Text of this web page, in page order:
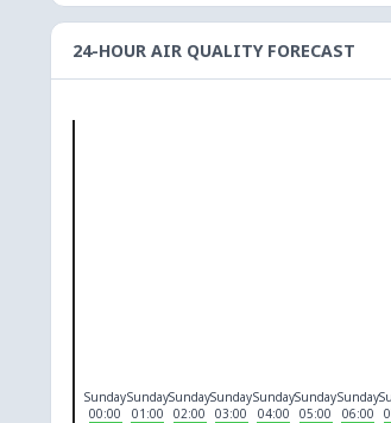
24-HOUR AIR QUALITY FORECAST
Sunday
00:00
Sunday
01:00
Sunday
02:00
Sunday
03:00
Sunday
04:00
Sunday
05:00
Sunday
06:00